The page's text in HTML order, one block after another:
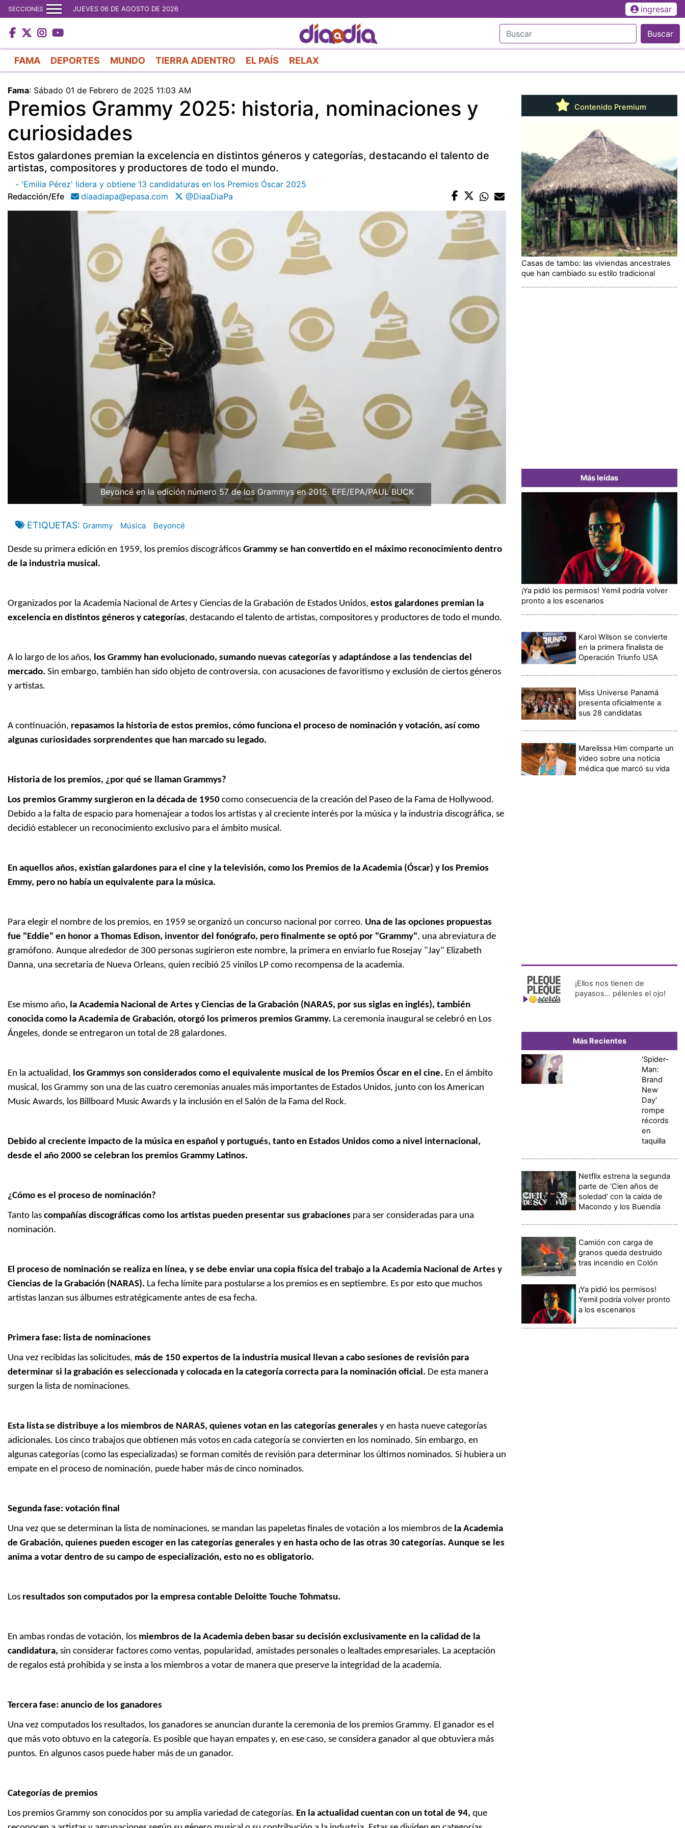
al
contenido
principal
SECCIONES JUEVES 06 DE AGOSTO DE 2026 ingresar
Buscar
FAMA DEPORTES MUNDO TIERRA ADENTRO EL PAÍS RELAX
Fama: Sábado 01 de Febrero de 2025 11:03 AM
Premios Grammy 2025: historia, nominaciones y
curiosidades
Estos galardones premian la excelencia en distintos géneros y categorías, destacando el talento de
artistas, compositores y productores de todo el mundo.
- 'Emilia Pérez' lidera y obtiene 13 candidaturas en los Premios Óscar 2025
Redacción/efe
diaadiapa@epasa.com @DiaaDiaPa
Beyoncé en la edición número 57 de los Grammys en 2015. EFE/EPA/PAUL BUCK
ETIQUETAS Grammy Música Beyoncé
Desde su primera edición en 1959, los premios discográficos Grammy se han convertido en el máximo reconocimiento dentro
de la industria musical.
Organizados por la Academia Nacional de Artes y Ciencias de la Grabación de Estados Unidos, estos galardones premian la
excelencia en distintos géneros y categorías, destacando el talento de artistas, compositores y productores de todo el mundo.
A lo largo de los años, los Grammy han evolucionado, sumando nuevas categorías y adaptándose a las tendencias del
mercado. Sin embargo, también han sido objeto de controversia, con acusaciones de favoritismo y exclusión de ciertos géneros
y artistas.
A continuación, repasamos la historia de estos premios, cómo funciona el proceso de nominación y votación, así como
algunas curiosidades sorprendentes que han marcado su legado.
Historia de los premios, ¿por qué se llaman Grammys?
Los premios Grammy surgieron en la década de 1950 como consecuencia de la creación del Paseo de la Fama de Hollywood.
Debido a la falta de espacio para homenajear a todos los artistas y al creciente interés por la música y la industria discográfica, se
decidió establecer un reconocimiento exclusivo para el ámbito musical.
En aquellos años, existían galardones para el cine y la televisión, como los Premios de la Academia (Óscar) y los Premios
Emmy, pero no había un equivalente para la música.
Para elegir el nombre de los premios, en 1959 se organizó un concurso nacional por correo. Una de las opciones propuestas
fue "Eddie" en honor a Thomas Edison, inventor del fonógrafo, pero finalmente se optó por "Grammy", una abreviatura de
gramófono. Aunque alrededor de 300 personas sugirieron este nombre, la primera en enviarlo fue Rosejay "Jay" Elizabeth
Danna, una secretaria de Nueva Orleans, quien recibió 25 vinilos LP como recompensa de la academia.
Ese mismo año, la Academia Nacional de Artes y Ciencias de la Grabación (NARAS, por sus siglas en inglés), también
conocida como la Academia de Grabación, otorgó los primeros premios Grammy. La ceremonia inaugural se celebró en Los
Ángeles, donde se entregaron un total de 28 galardones.
En la actualidad, los Grammys son considerados como el equivalente musical de los Premios Óscar en el cine. En el ámbito
musical, los Grammy son una de las cuatro ceremonias anuales más importantes de Estados Unidos, junto con los American
Music Awards, los Billboard Music Awards y la inclusión en el Salón de la Fama del Rock.
Debido al creciente impacto de la música en español y portugués, tanto en Estados Unidos como a nivel internacional,
desde el año 2000 se celebran los premios Grammy Latinos.
¿Cómo es el proceso de nominación?
Tanto las compañías discográficas como los artistas pueden presentar sus grabaciones para ser consideradas para una
nominación.
El proceso de nominación se realiza en línea, y se debe enviar una copia física del trabajo a la Academia Nacional de Artes y
Ciencias de la Grabación (NARAS). La fecha límite para postularse a los premios es en septiembre. Es por esto que muchos
artistas lanzan sus álbumes estratégicamente antes de esa fecha.
Primera fase: lista de nominaciones
Una vez recibidas las solicitudes, más de 150 expertos de la industria musical llevan a cabo sesiones de revisión para
determinar si la grabación es seleccionada y colocada en la categoría correcta para la nominación oficial. De esta manera
surgen la lista de nominaciones.
Esta lista se distribuye a los miembros de NARAS, quienes votan en las categorías generales y en hasta nueve categorías
adicionales. Los cinco trabajos que obtienen más votos en cada categoría se convierten en los nominado. Sin embargo, en
algunas categorías (como las especializadas) se forman comités de revisión para determinar los últimos nominados. Si hubiera un
empate en el proceso de nominación, puede haber más de cinco nominados.
Segunda fase: votación final
Una vez que se determinan la lista de nominaciones, se mandan las papeletas finales de votación a los miembros de la Academia
de Grabación, quienes pueden escoger en las categorías generales y en hasta ocho de las otras 30 categorías. Aunque se les
anima a votar dentro de su campo de especialización, esto no es obligatorio.
Los resultados son computados por la empresa contable Deloitte Touche Tohmatsu.
En ambas rondas de votación, los miembros de la Academia deben basar su decisión exclusivamente en la calidad de la
candidatura, sin considerar factores como ventas, popularidad, amistades personales o lealtades empresariales. La aceptación
de regalos está prohibida y se insta a los miembros a votar de manera que preserve la integridad de la academia.
Tercera fase: anuncio de los ganadores
Una vez computados los resultados, los ganadores se anuncian durante la ceremonia de los premios Grammy. El ganador es el
que más voto obtuvo en la categoría. Es posible que hayan empates y, en ese caso, se considera ganador al que obtuviera más
puntos. En algunos casos puede haber más de un ganador.
Categorías de premios
Los premios Grammy son conocidos por su amplia variedad de categorías. En la actualidad cuentan con un total de 94, que
Contenido Premium
Casas de tambo: las viviendas ancestrales
que han cambiado su estilo tradicional
Más leídas
¡Ya pidió los permisos! Yemil podría volver
pronto a los escenarios
Karol Wilson se convierte
en la primera finalista de
Operación Triunfo USA
Miss Universe Panamá
presenta oficialmente a
sus 28 candidatas
Marelissa Him comparte un
video sobre una noticia
médica que marcó su vida
¡Ellos nos tienen de
payasos… pélenles el ojo!
Más Recientes
'Spider-
Man:
Brand
New
Day'
rompe
récords
en
taquilla
Netflix estrena la segunda
parte de ‘Cien años de
soledad’ con la caída de
Macondo y los Buendía
Camión con carga de
granos queda destruido
tras incendio en Colón
¡Ya pidió los permisos!
Yemil podría volver pronto
a los escenarios